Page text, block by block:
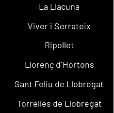
La Llacuna
Viver i Serrateix
Ripollet
Llorenç d´Hortons
Sant Feliu de Llobregat
Torrelles de Llobregat